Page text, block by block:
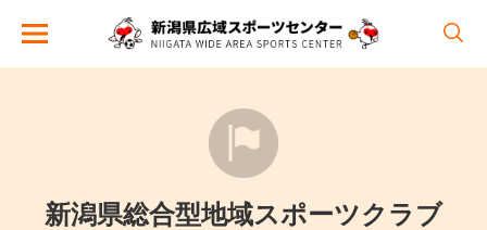
新潟県総合型地域スポーツクラブ